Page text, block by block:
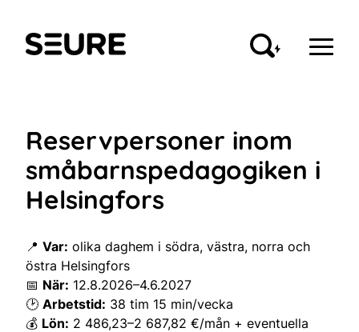
sisältöön
Seure
Reservpersoner inom
småbarnspedagogiken i
Helsingfors
📍 Var: olika daghem i södra, västra, norra och
östra Helsingfors
📅 När: 12.8.2026–4.6.2027
🕑 Arbetstid: 38 tim 15 min/vecka
💰 Lön: 2 486,23–2 687,82 €/mån + eventuella